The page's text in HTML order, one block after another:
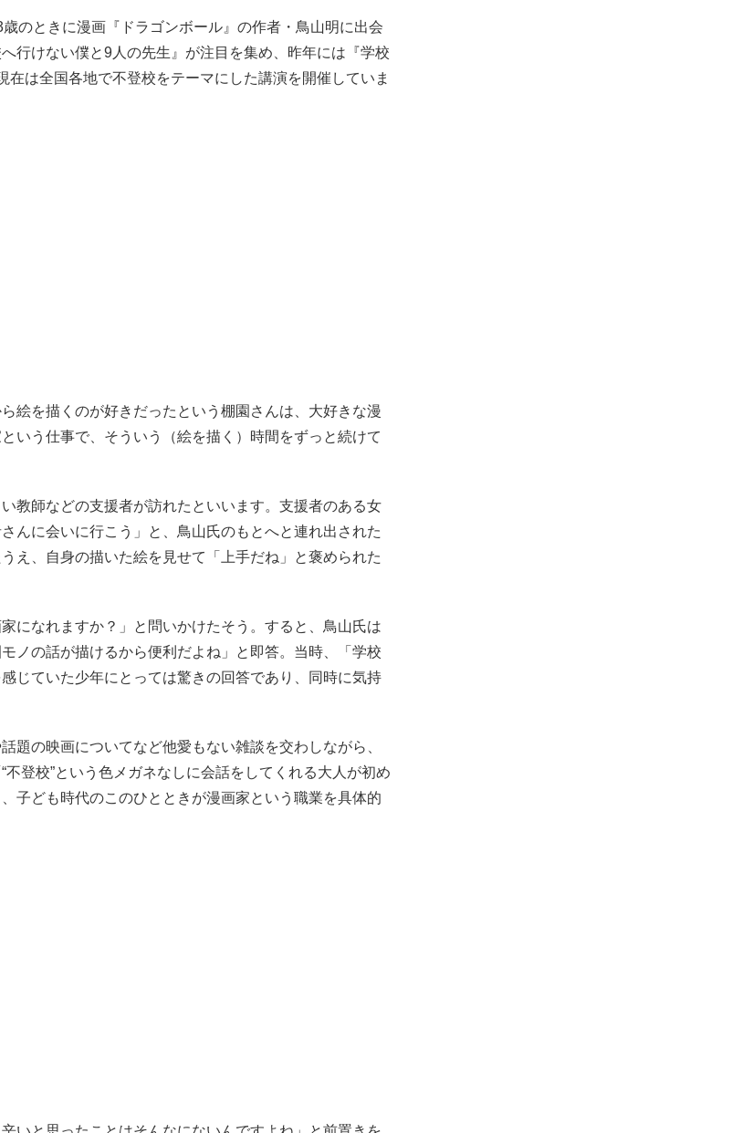
のときに漫画『ドラゴンボール』の作者・鳥山明に出会
行けない僕と9人の先生』が注目を集め、昨年には『学校
は全国各地で不登校をテーマにした講演を開催していま
絵を描くのが好きだったという棚園さんは、大好きな漫
いう仕事で、そういう（絵を描く）時間をずっと続けて
教師などの支援者が訪れたといいます。支援者のある女
んに会いに行こう」と、鳥山氏のもとへと連れ出された
え、自身の描いた絵を見せて「上手だね」と褒められた
になれますか？」と問いかけたそう。すると、鳥山氏は
ノの話が描けるから便利だよね」と即答。当時、「学校
じていた少年にとっては驚きの回答であり、同時に気持
の映画についてなど他愛もない雑談を交わしながら、
登校”という色メガネなしに会話をしてくれる大人が初め
子ども時代のこのひとときが漫画家という職業を具体的